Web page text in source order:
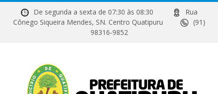
De segunda a sexta de 07:30 às 08:30
Rua
Cônego Siqueira Mendes, SN. Centro Quatipuru
(91)
98316-9852